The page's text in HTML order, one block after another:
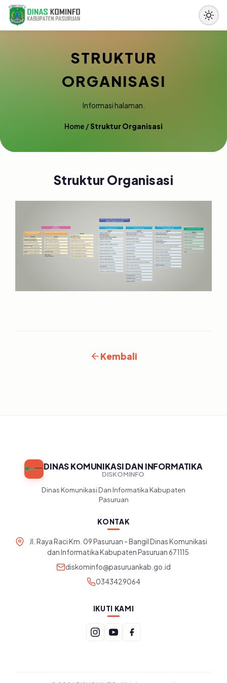
STRUKTUR
ORGANISASI
Informasi halaman.
Home /Struktur Organisasi
Struktur Organisasi
Kembali
DINAS KOMUNIKASI DAN INFORMATIKA
DISKOMINFO
Dinas Komunikasi Dan Informatika Kabupaten
Pasuruan
KONTAK
Jl. Raya Raci Km. 09 Pasuruan - Bangil Dinas Komunikasi
dan Informatika Kabupaten Pasuruan 671115
diskominfo@pasuruankab.go.id
0343429064
IKUTI KAMI